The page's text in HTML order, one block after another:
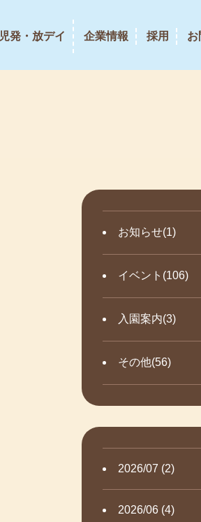
児発・放デイ 企業情報 採用 お
お知らせ(1)
イベント(106)
入園案内(3)
その他(56)
2026/07 (2)
2026/06 (4)